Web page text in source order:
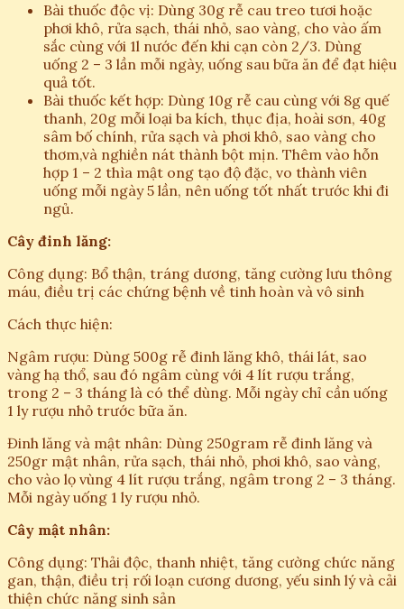
Bài thuốc độc vị: Dùng 30g rễ cau treo tươi hoặc
phơi khô, rửa sạch, thái nhỏ, sao vàng, cho vào ấm
sắc cùng với 1l nước đến khi cạn còn 2/3. Dùng
uống 2 – 3 lần mỗi ngày, uống sau bữa ăn để đạt hiệu
quả tốt.
Bài thuốc kết hợp: Dùng 10g rễ cau cùng với 8g quế
thanh, 20g mỗi loại ba kích, thục địa, hoài sơn, 40g
sâm bố chính, rửa sạch và phơi khô, sao vàng cho
thơm,và nghiền nát thành bột mịn. Thêm vào hỗn
hợp 1 – 2 thìa mật ong tạo độ đặc, vo thành viên
uống mỗi ngày 5 lần, nên uống tốt nhất trước khi đi
ngủ.
Cây đinh lăng:
Công dụng: Bổ thận, tráng dương, tăng cường lưu thông
máu, điều trị các chứng bệnh về tinh hoàn và vô sinh
Cách thực hiện:
Ngâm rượu: Dùng 500g rễ đinh lăng khô, thái lát, sao
vàng hạ thổ, sau đó ngâm cùng với 4 lít rượu trắng,
trong 2 – 3 tháng là có thể dùng. Mỗi ngày chỉ cần uống
1 ly rượu nhỏ trước bữa ăn.
Đinh lăng và mật nhân: Dùng 250gram rễ đinh lăng và
250gr mật nhân, rửa sạch, thái nhỏ, phơi khô, sao vàng,
cho vào lọ vùng 4 lít rượu trắng, ngâm trong 2 – 3 tháng.
Mỗi ngày uống 1 ly rượu nhỏ.
Cây mật nhân:
Công dụng: Thải độc, thanh nhiệt, tăng cường chức năng
gan, thận, điều trị rối loạn cương dương, yếu sinh lý và cải
thiện chức năng sinh sản